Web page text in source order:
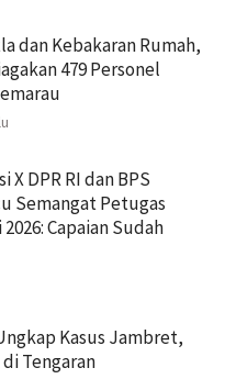
dan Kebakaran Rumah,
479 Personel
X DPR RI dan BPS
Semangat Petugas
Capaian Sudah
Kasus Jambret,
Tengaran